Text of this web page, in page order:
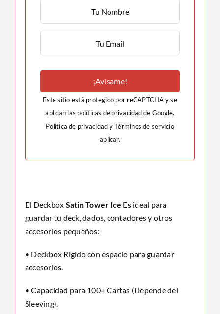
¡Avisame!
Este sitio está protegido por reCAPTCHA y se
aplican las políticas de privacidad de Google.
Politica de privacidad yTérminos de servicio
aplicar.
El Deckbox Satin Tower Ice Es ideal para
guardar tu deck, dados, contadores y otros
accesorios pequeños:
• Deckbox Rigido con espacio para guardar
accesorios.
• Capacidad para 100+ Cartas (Depende del
Sleeving).